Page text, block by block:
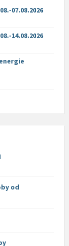
07.08.2026
14.08.2026
od